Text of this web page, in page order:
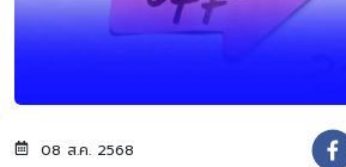
08 ส.ค. 2568